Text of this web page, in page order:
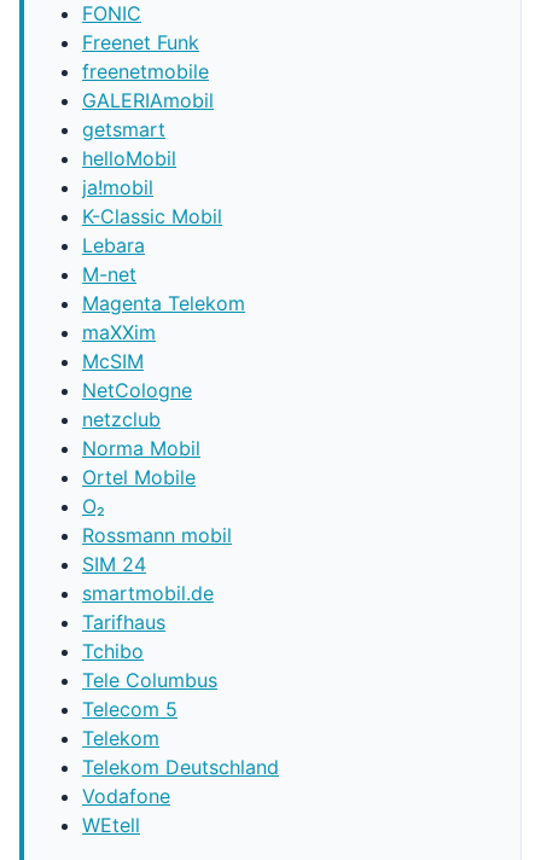
FONIC
Freenet Funk
freenetmobile
GALERIAmobil
getsmart
helloMobil
ja!mobil
K-Classic Mobil
Lebara
M-net
Magenta Telekom
maXXim
McSIM
NetCologne
netzclub
Norma Mobil
Ortel Mobile
O₂
Rossmann mobil
SIM 24
smartmobil.de
Tarifhaus
Tchibo
Tele Columbus
Telecom 5
Telekom
Telekom Deutschland
Vodafone
WEtell